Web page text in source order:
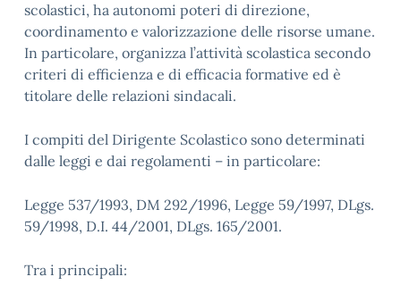
scolastici, ha autonomi poteri di direzione,
coordinamento e valorizzazione delle risorse umane.
In particolare, organizza l’attività scolastica secondo
criteri di efficienza e di efficacia formative ed è
titolare delle relazioni sindacali.
I compiti del Dirigente Scolastico sono determinati
dalle leggi e dai regolamenti – in particolare:
Legge 537/1993, DM 292/1996, Legge 59/1997, DLgs.
59/1998, D.I. 44/2001, DLgs. 165/2001.
Tra i principali: